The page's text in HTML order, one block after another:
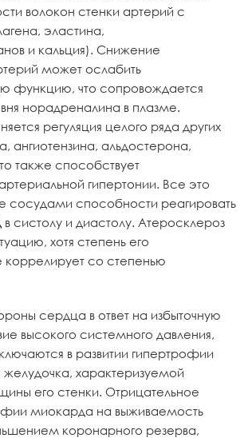
волокон стенки артерий с
эластина,
и кальция). Снижение
может ослабить
функцию, что сопровождается
норадреналина в плазме.
регуляция целого ряда других
ангиотензина, альдостерона,
также способствует
гипертонии. Все это
сосудами способности реагировать
систолу и диастолу. Атеросклероз
хотя степень его
коррелирует со степенью
сердца в ответ на избыточную
высокого системного давления,
в развитии гипертрофии
характеризуемой
его стенки. Отрицательное
миокарда на выживаемость
коронарного резерва,